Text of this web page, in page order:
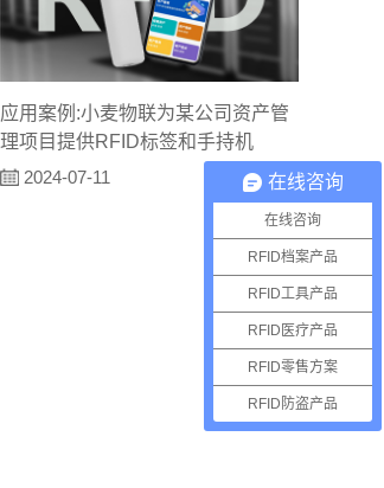
应用案例:小麦物联为某公司资产管
理项目提供RFID标签和手持机
2024-07-11
在线咨询
在线咨询
RFID档案产品
RFID工具产品
RFID医疗产品
RFID零售方案
RFID防盗产品